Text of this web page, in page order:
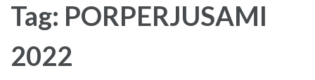
Tag: PORPERJUSAMI
2022